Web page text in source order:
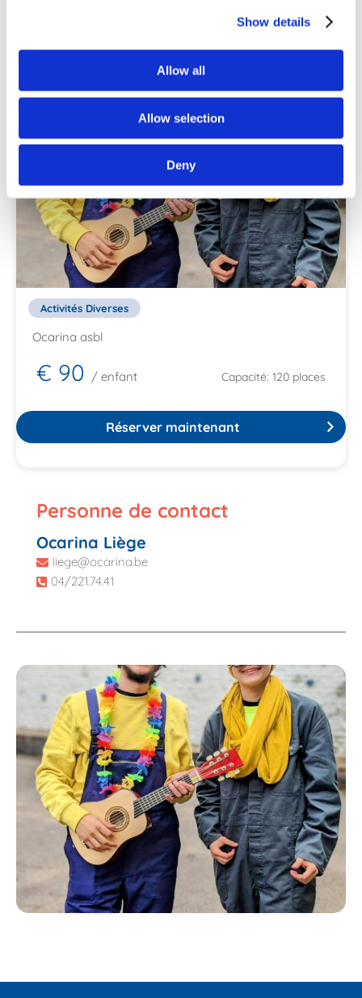
Show details
Allow all
Allow selection
Deny
€ 90/ enfant
Activités Diverses
Ocarina asbl
€ 90 / enfant Capacité: 120 places
Réserver maintenant
Personne de contact
Ocarina Liège
liege@ocarina.be
04/221.74.41